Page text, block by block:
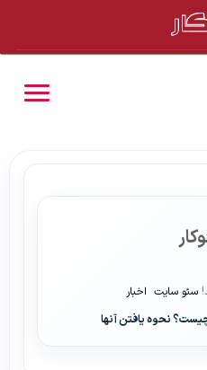
سئو سایت اخبار
نحوه یافتن آنها